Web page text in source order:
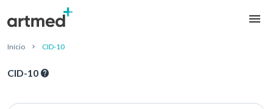
Início CID-10
CID-10